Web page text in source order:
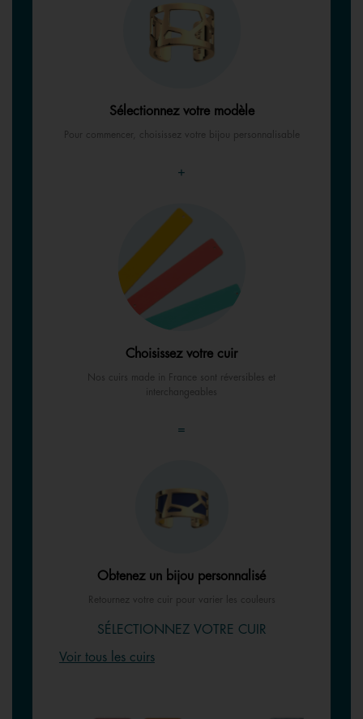
Sélectionnez votre modèle
Pour commencer, choisissez votre bijou personnalisable
+
Choisissez votre cuir
Nos cuirs made in France sont réversibles et
interchangeables
=
Obtenez un bijou personnalisé
Retournez votre cuir pour varier les couleurs
SÉLECTIONNEZ VOTRE CUIR
Voir tous les cuirs